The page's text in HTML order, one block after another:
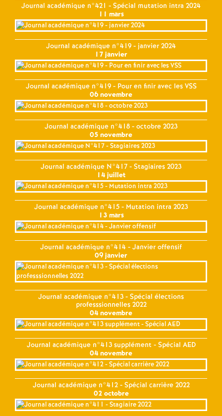
Journal académique n°421 - Spécial mutation intra 2024
11 mars
Journal académique n°419 - janvier 2024
17 janvier
Journal académique n°419 - Pour en finir avec les VSS
06 novembre
Journal académique n°418 - octobre 2023
05 novembre
Journal académique N°417 - Stagiaires 2023
14 juillet
Journal académique n°415 - Mutation intra 2023
13 mars
Journal académique n°414 - Janvier offensif
09 janvier
Journal académique n°413 - Spécial élections
professsionnelles 2022
04 novembre
Journal académique n°413 supplément - Spécial AED
04 novembre
Journal académique n°412 - Spécial carrière 2022
02 octobre